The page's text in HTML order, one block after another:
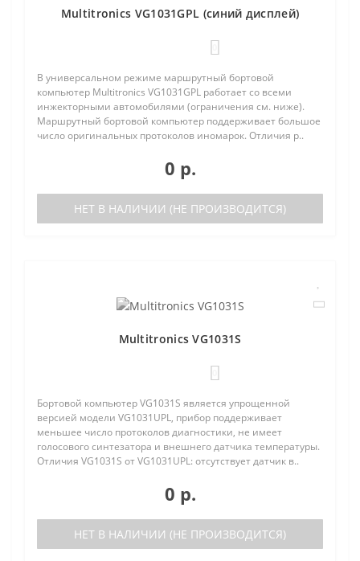
Multitronics VG1031GPL (синий дисплей)
В универсальном режиме маршрутный бортовой
компьютер Multitronics VG1031GPL работает со всеми
инжекторными автомобилями (ограничения см. ниже).
Маршрутный бортовой компьютер поддерживает большое
число оригинальных протоколов иномарок. Отличия р..
0 р.
НЕТ В НАЛИЧИИ (НЕ ПРОИЗВОДИТСЯ)
Multitronics VG1031S
Бортовой компьютер VG1031S является упрощенной
версией модели VG1031UPL, прибор поддерживает
меньшее число протоколов диагностики, не имеет
голосового синтезатора и внешнего датчика температуры.
Отличия VG1031S от VG1031UPL: отсутствует датчик в..
0 р.
НЕТ В НАЛИЧИИ (НЕ ПРОИЗВОДИТСЯ)